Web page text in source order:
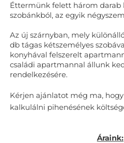
Éttermünk felett három darab
szobánkból, az egyik
Az új szárnyban, mely
db tágas kétszemélyes
konyhával felszerelt
családi apartmannal állunk
rendelkezésére.
Kérjen ajánlatot még ma,
kalkulálni pihenésének
Áraink: